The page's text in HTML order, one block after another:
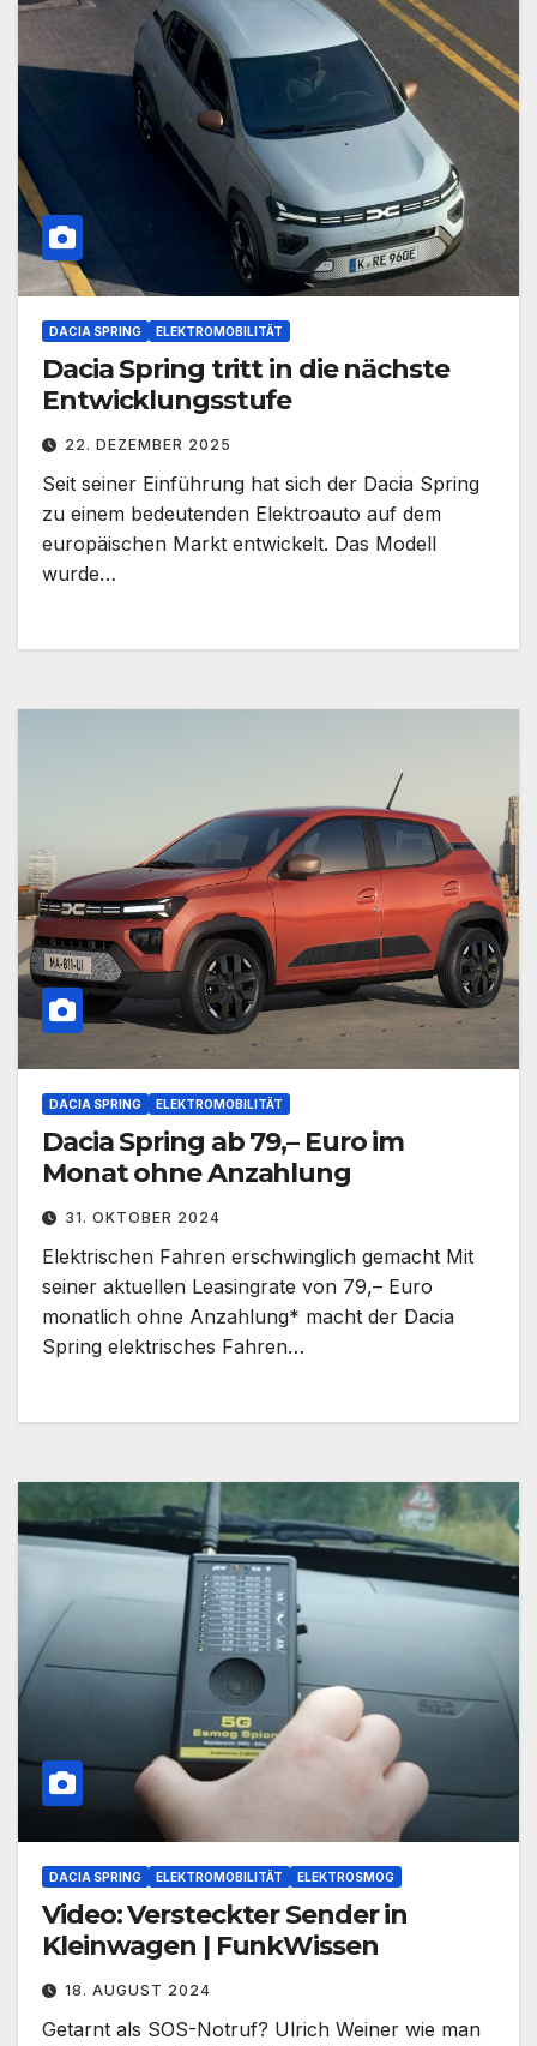
DACIA SPRING ELEKTROMOBILITÄT
Dacia Spring tritt in die nächste
Entwicklungsstufe
22. DEZEMBER 2025
Seit seiner Einführung hat sich der Dacia Spring
zu einem bedeutenden Elektroauto auf dem
europäischen Markt entwickelt. Das Modell
wurde…
DACIA SPRING ELEKTROMOBILITÄT
Dacia Spring ab 79,– Euro im
Monat ohne Anzahlung
31. OKTOBER 2024
Elektrischen Fahren erschwinglich gemacht Mit
seiner aktuellen Leasingrate von 79,– Euro
monatlich ohne Anzahlung* macht der Dacia
Spring elektrisches Fahren…
DACIA SPRING ELEKTROMOBILITÄT ELEKTROSMOG
Video: Versteckter Sender in
Kleinwagen | FunkWissen
18. AUGUST 2024
Getarnt als SOS-Notruf? Ulrich Weiner wie man